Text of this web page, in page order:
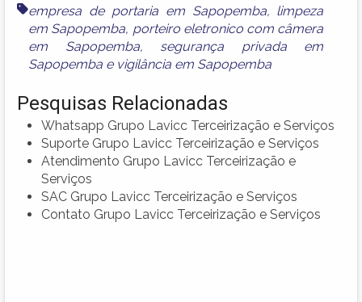
empresa de portaria em Sapopemba, limpeza
em Sapopemba, porteiro eletronico com câmera
em Sapopemba, segurança privada em
Sapopemba e vigilância em Sapopemba
Pesquisas Relacionadas
Whatsapp Grupo Lavicc Terceirização e Serviços
Suporte Grupo Lavicc Terceirização e Serviços
Atendimento Grupo Lavicc Terceirização e
Serviços
SAC Grupo Lavicc Terceirização e Serviços
Contato Grupo Lavicc Terceirização e Serviços